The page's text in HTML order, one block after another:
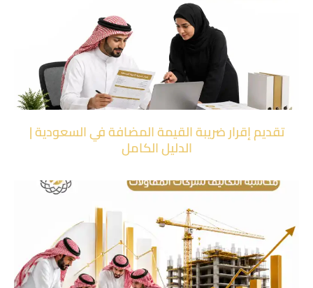
تقديم إقرار ضريبة القيمة المضافة في السعودية |
الدليل الكامل